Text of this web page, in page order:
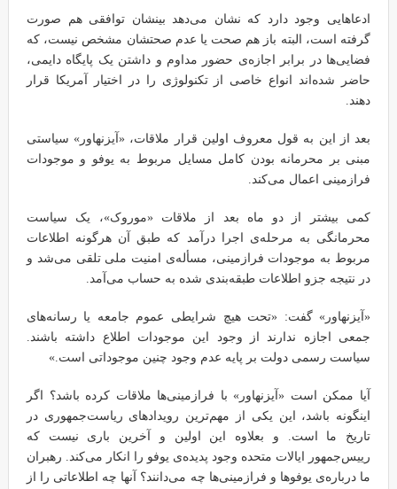
ادعاهایی وجود دارد که نشان می‌دهد بینشان توافقی هم صورت
گرفته است، البته باز هم صحت یا عدم صحتشان مشخص نیست، که
فضایی‌ها در برابر اجازه‌ی حضور مداوم و داشتن یک پایگاه دایمی،
حاضر شده‌اند انواع خاصی از تکنولوژی را در اختیار آمریکا قرار
دهند.
بعد از این به قول معروف اولین قرار ملاقات، «آیزنهاور» سیاستی
مبنی بر محرمانه بودن کامل مسایل مربوط به یوفو و موجودات
فرازمینی اعمال می‌کند.
کمی بیشتر از دو ماه بعد از ملاقات «موروک»، یک سیاست
محرمانگی به مرحله‌ی اجرا درآمد که طبق آن هرگونه اطلاعات
مربوط به موجودات فرازمینی، مسأله‌ی امنیت ملی تلقی می‌شد و
در نتیجه جزو اطلاعات طبقه‌بندی شده به حساب می‌آمد.
«آیزنهاور» گفت: «تحت هیچ شرایطی عموم جامعه یا رسانه‌های
جمعی اجازه ندارند از وجود این موجودات اطلاع داشته باشند.
سیاست رسمی دولت بر پایه عدم وجود چنین موجوداتی است.»
آیا ممکن است «آیزنهاور» با فرازمینی‌ها ملاقات کرده باشد؟ اگر
اینگونه باشد، این یکی از مهم‌ترین رویدادهای ریاست‌جمهوری در
تاریخ ما است. و بعلاوه این اولین و آخرین باری نیست که
رییس‌جمهور ایالات متحده وجود پدیده‌ی یوفو را انکار می‌کند. رهبران
ما درباره‌ی یوفوها و فرازمینی‌ها چه می‌دانند؟ آنها چه اطلاعاتی را از